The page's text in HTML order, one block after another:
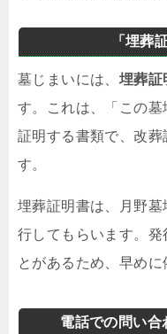
「埋葬
墓じまいには、 埋葬証
す。これは、「この
証明する書類で、改葬
す。
埋葬証明書は、月野
行してもらいます。発
とがあるため、早めに
電話での問い合